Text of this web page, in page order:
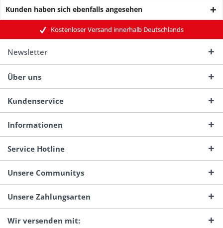
Kunden haben sich ebenfalls angesehen
Kostenloser Versand innerhalb Deutschlands
Newsletter
Über uns
Kundenservice
Informationen
Service Hotline
Unsere Communitys
Unsere Zahlungsarten
Wir versenden mit: